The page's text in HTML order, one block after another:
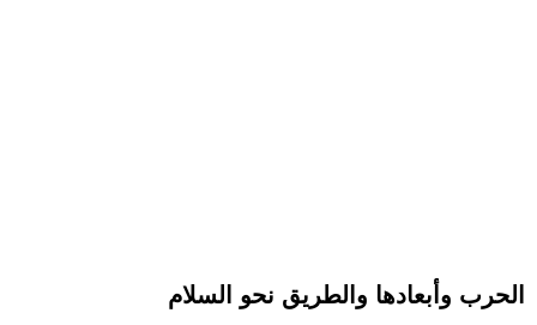
الحرب وأبعادها والطريق نحو السلام